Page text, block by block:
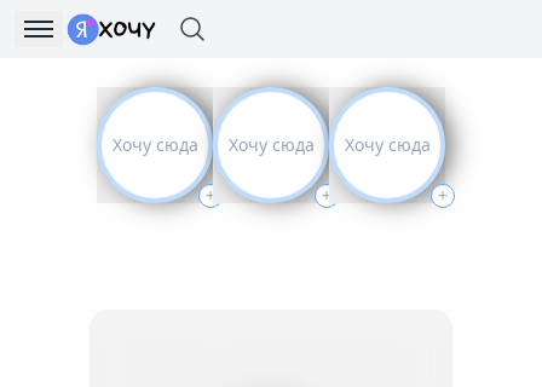
Хочу сюда
+
Хочу сюда
+
Хочу сюда
+